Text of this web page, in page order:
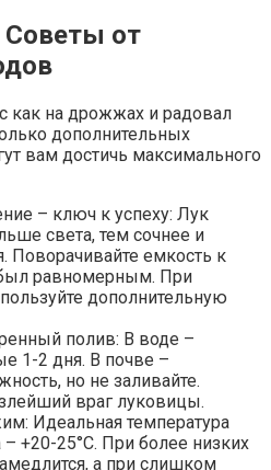
Советы от
как на дрожжах и радовал
дополнительных
вам достичь максимального
– ключ к успеху: Лук
света, тем сочнее и
Поворачивайте емкость к
равномерным. При
дополнительную
полив: В воде –
1-2 дня. В почве –
но не заливайте.
враг луковицы.
Идеальная температура
– +20-25°C. При более низких
а при слишком